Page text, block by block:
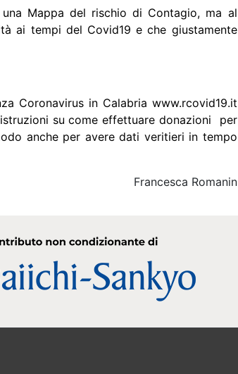
Mappa del rischio di Contagio, ma al
ai tempi del Covid19 e che giustamente
Coronavirus in Calabria www.rcovid19.it
su come effettuare donazioni per
anche per avere dati veritieri in tempo
Francesca Romanin